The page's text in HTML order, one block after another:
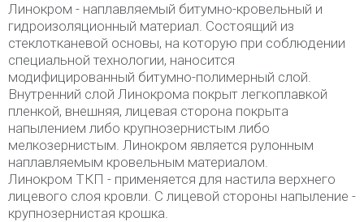
Линокром - наплавляемый битумно-кровельный и
гидроизоляционный материал. Состоящий из
стеклотканевой основы, на которую при соблюдении
специальной технологии, наносится
модифицированный битумно-полимерный слой.
Внутренний слой Линокрома покрыт легкоплавкой
пленкой, внешняя, лицевая сторона покрыта
напылением либо крупнозернистым либо
мелкозернистым. Линокром является рулонным
наплавляемым кровельным материалом.
Линокром ТКП - применяется для настила верхнего
лицевого слоя кровли. С лицевой стороны напыление -
крупнозернистая крошка.